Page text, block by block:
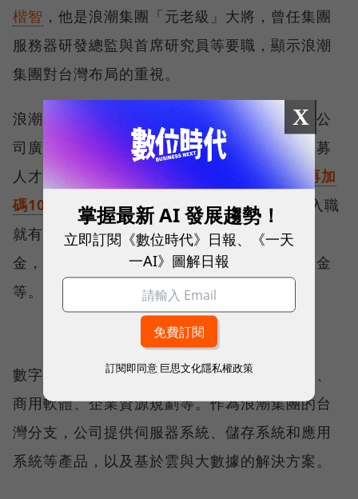
楷智 ，他是浪潮集團「元老級」大將，曾任集團
服務器研發總監與首席研究員等要職，顯示浪潮
集團對台灣布局的重視。
浪潮台灣採取高薪挖角策略，從台灣本土科技公
司廣達、緯創、英業達甚至鴻海等企業大量招募
人才。據報導，
挖角的薪資漲幅是
台廠薪資再加
碼10到20%起跳。據其招聘說明，新進員工入職
就有五萬元以上月薪，還有年度調薪及眾多獎
金，包括兩個月年終獎金、生育輔助、生日禮金
等。
數字雲端的業務涵蓋雲數據中心、大數據服務、
商用軟體、企業資源規劃等。作為浪潮集團的台
灣分支，公司提供伺服器系統、儲存系統和應用
系統等產品，以及基於雲與大數據的解決方案。
X
掌握最新 AI 發展趨勢！
立即訂閱《數位時代》日報、《一天
一AI》圖解日報
訂閱即同意 巨思文化隱私權政策